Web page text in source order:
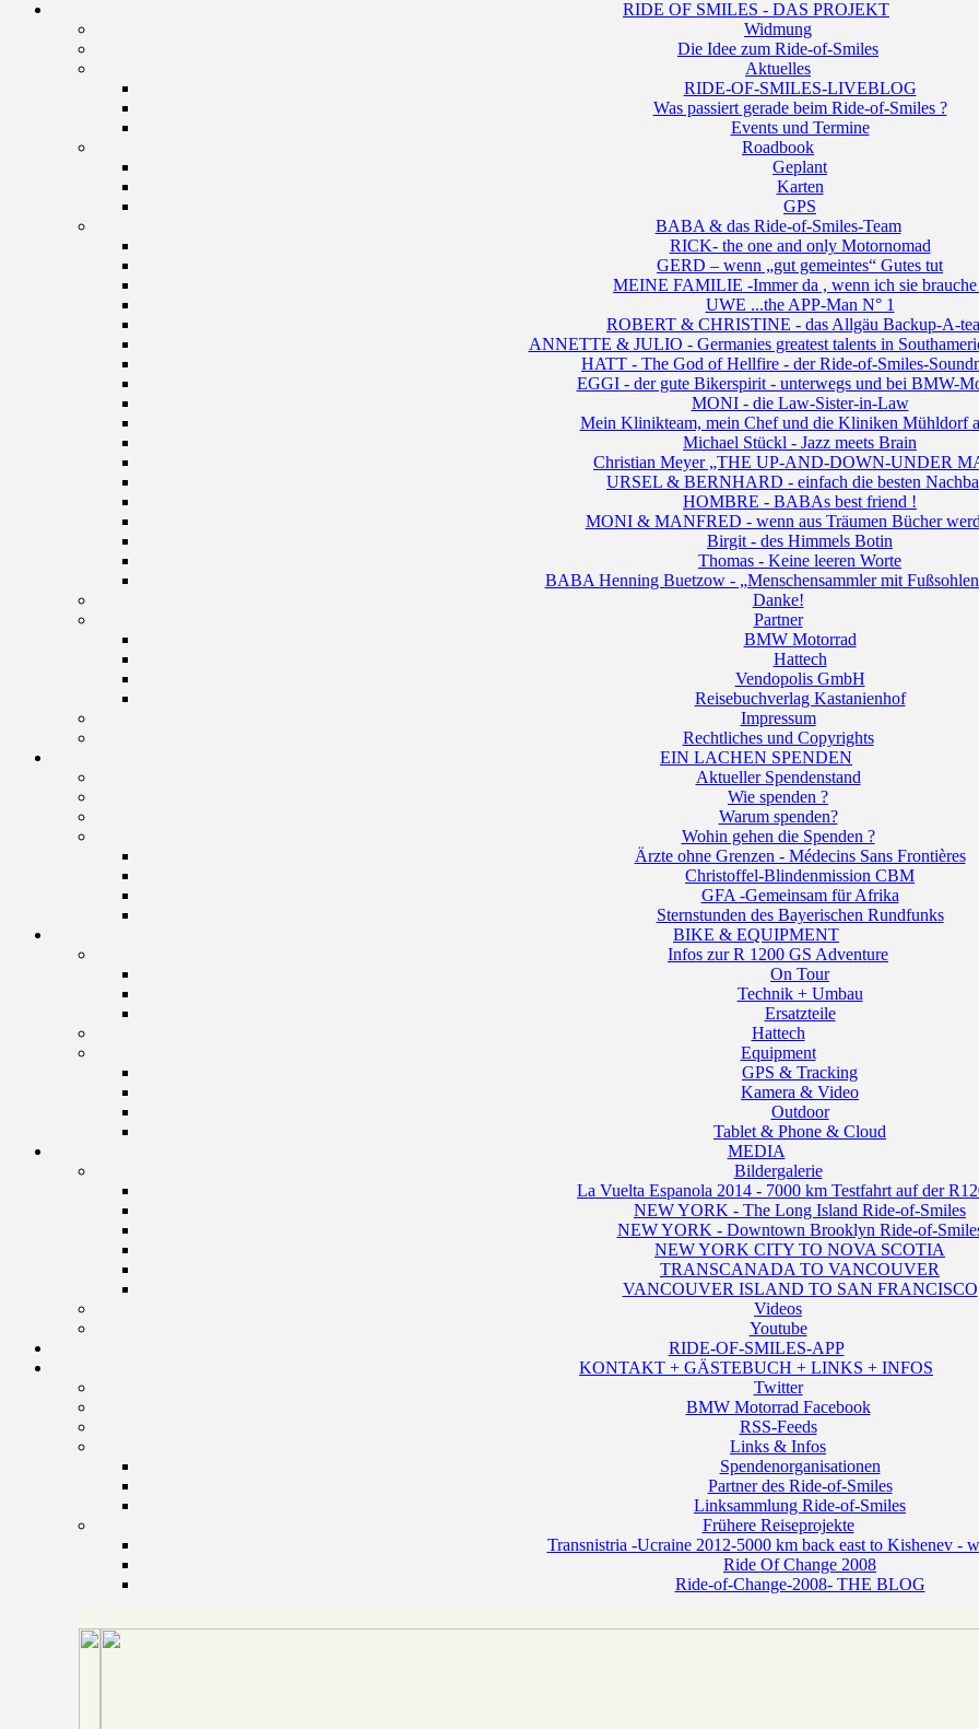
RIDE OF SMILES - DAS PROJEKT
Widmung
Die Idee zum Ride-of-Smiles
Aktuelles
RIDE-OF-SMILES-LIVEBLOG
Was passiert gerade beim Ride-of-Smiles ?
Events und Termine
Roadbook
Geplant
Karten
GPS
BABA & das Ride-of-Smiles-Team
RICK- the one and only Motornomad
GERD – wenn „gut gemeintes“ Gutes tut
MEINE FAMILIE -Immer da , wenn ich sie
UWE ...the APP-Man N° 1
ROBERT & CHRISTINE - das Allgäu Backup-A-
ANNETTE & JULIO - Germanies greatest talents in
HATT - The God of Hellfire - der Ride-of-Smiles-
EGGI - der gute Bikerspirit - unterwegs und bei BMW-
MONI - die Law-Sister-in-Law
Mein Klinikteam, mein Chef und die Kliniken Mühldorf
Michael Stückl - Jazz meets Brain
Christian Meyer „THE UP-AND-DOWN-UNDER
URSEL & BERNHARD - einfach die besten
HOMBRE - BABAs best friend !
MONI & MANFRED - wenn aus Träumen Bücher
Birgit - des Himmels Botin
Thomas - Keine leeren Worte
BABA Henning Buetzow - „Menschensammler mit
Danke!
Partner
BMW Motorrad
Hattech
Vendopolis GmbH
Reisebuchverlag Kastanienhof
Impressum
Rechtliches und Copyrights
EIN LACHEN SPENDEN
Aktueller Spendenstand
Wie spenden ?
Warum spenden?
Wohin gehen die Spenden ?
Ärzte ohne Grenzen - Médecins Sans Frontières
Christoffel-Blindenmission CBM
GFA -Gemeinsam für Afrika
Sternstunden des Bayerischen Rundfunks
BIKE & EQUIPMENT
Infos zur R 1200 GS Adventure
On Tour
Technik + Umbau
Ersatzteile
Hattech
Equipment
GPS & Tracking
Kamera & Video
Outdoor
Tablet & Phone & Cloud
MEDIA
Bildergalerie
La Vuelta Espanola 2014 - 7000 km Testfahrt auf der
NEW YORK - The Long Island Ride-of-Smiles
NEW YORK - Downtown Brooklyn Ride-of-
NEW YORK CITY TO NOVA SCOTIA
TRANSCANADA TO VANCOUVER
VANCOUVER ISLAND TO SAN FRANCISCO
Videos
Youtube
RIDE-OF-SMILES-APP
KONTAKT + GÄSTEBUCH + LINKS + INFOS
Twitter
BMW Motorrad Facebook
RSS-Feeds
Links & Infos
Spendenorganisationen
Partner des Ride-of-Smiles
Linksammlung Ride-of-Smiles
Frühere Reiseprojekte
Transnistria -Ucraine 2012-5000 km back east to Kishenev -
Ride Of Change 2008
Ride-of-Change-2008- THE BLOG